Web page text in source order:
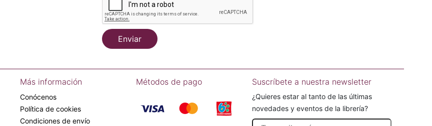
Enviar
Más información
Conócenos
Política de cookies
Condiciones de envío
Métodos de pago Suscríbete a nuestra newsletter
¿Quieres estar al tanto de las últimas
novedades y eventos de la librería?